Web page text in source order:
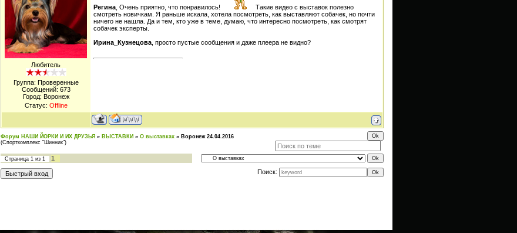
Любитель
Группа: Проверенные
Сообщений: 673
Город: Воронеж
Статус: Offline
Регина , Очень приятно, что понравилось!
Такие видео с выставок полезно
смотреть новичкам. Я раньше искала, хотела посмотреть, как выставляют собачек, но почти
ничего не нашла. Да и тем, кто уже в теме, думаю, что интересно посмотреть, как смотрят
собачек эксперты.
Ирина_Кузнецова , просто пустые сообщения и даже плеера не видно?
Форум НАШИ ЙОРКИ И ИХ ДРУЗЬЯ » ВЫСТАВКИ » О выставках » Воронеж 24.04.2016
(Спорткомплекс "Шинник")
Страница 1 из 1
1
Поиск: